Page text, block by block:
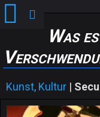
Was
Kunst, Kultur |